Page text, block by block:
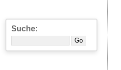
Suche: